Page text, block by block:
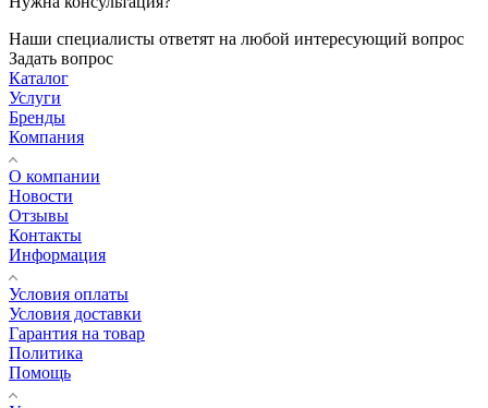
Наши специалисты ответят на любой интересующий вопрос
Задать вопрос
Каталог
Услуги
Бренды
Компания
О компании
Новости
Отзывы
Контакты
Информация
Условия оплаты
Условия доставки
Гарантия на товар
Политика
Помощь